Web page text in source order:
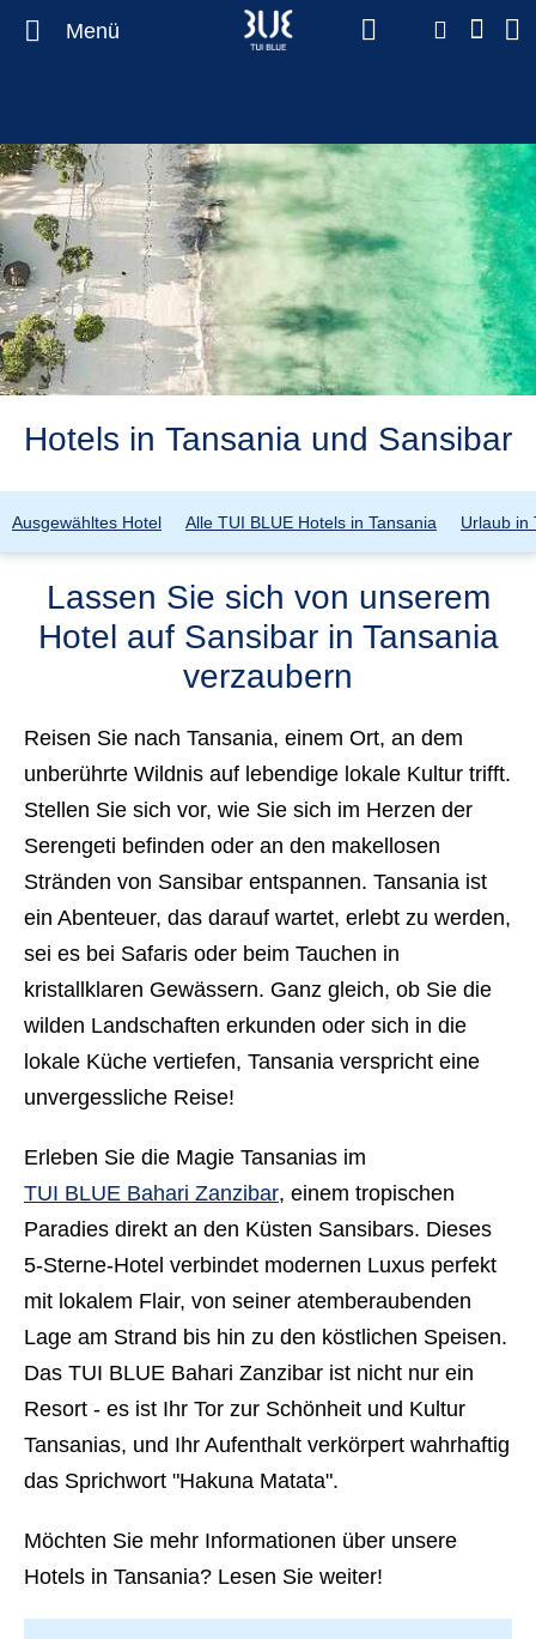
Menü
Hotels in Tansania und Sansibar
Ausgewähltes Hotel Alle TUI BLUE Hotels in Tansania Urlaub in
Lassen Sie sich von unserem
Hotel auf Sansibar in Tansania
verzaubern
Reisen Sie nach Tansania, einem Ort, an dem
unberührte Wildnis auf lebendige lokale Kultur trifft.
Stellen Sie sich vor, wie Sie sich im Herzen der
Serengeti befinden oder an den makellosen
Stränden von Sansibar entspannen. Tansania ist
ein Abenteuer, das darauf wartet, erlebt zu werden,
sei es bei Safaris oder beim Tauchen in
kristallklaren Gewässern. Ganz gleich, ob Sie die
wilden Landschaften erkunden oder sich in die
lokale Küche vertiefen, Tansania verspricht eine
unvergessliche Reise!
Erleben Sie die Magie Tansanias im
TUI BLUE Bahari Zanzibar, einem tropischen
Paradies direkt an den Küsten Sansibars. Dieses
5-Sterne-Hotel verbindet modernen Luxus perfekt
mit lokalem Flair, von seiner atemberaubenden
Lage am Strand bis hin zu den köstlichen Speisen.
Das TUI BLUE Bahari Zanzibar ist nicht nur ein
Resort - es ist Ihr Tor zur Schönheit und Kultur
Tansanias, und Ihr Aufenthalt verkörpert wahrhaftig
das Sprichwort "Hakuna Matata".
Möchten Sie mehr Informationen über unsere
Hotels in Tansania? Lesen Sie weiter!